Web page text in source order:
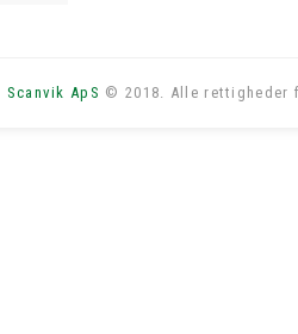
Scanvik ApS © 2018. Alle rettigheder